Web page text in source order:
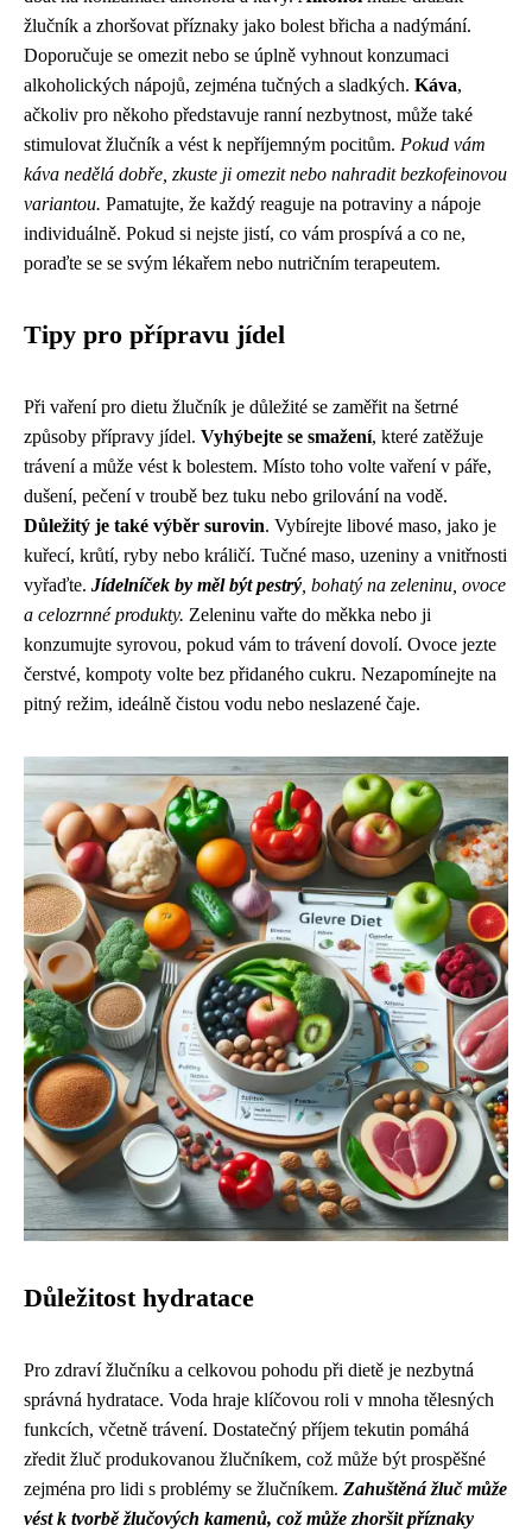
žlučník a zhoršovat příznaky jako bolest břicha a nadýmání.
Doporučuje se omezit nebo se úplně vyhnout konzumaci
alkoholických nápojů, zejména tučných a sladkých. Káva,
ačkoliv pro někoho představuje ranní nezbytnost, může také
stimulovat žlučník a vést k nepříjemným pocitům. Pokud vám
káva nedělá dobře, zkuste ji omezit nebo nahradit bezkofeinovou
variantou. Pamatujte, že každý reaguje na potraviny a nápoje
individuálně. Pokud si nejste jistí, co vám prospívá a co ne,
poraďte se se svým lékařem nebo nutričním terapeutem.
Tipy pro přípravu jídel
Při vaření pro dietu žlučník je důležité se zaměřit na šetrné
způsoby přípravy jídel. Vyhýbejte se smažení, které zatěžuje
trávení a může vést k bolestem. Místo toho volte vaření v páře,
dušení, pečení v troubě bez tuku nebo grilování na vodě.
Důležitý je také výběr surovin. Vybírejte libové maso, jako je
kuřecí, krůtí, ryby nebo králičí. Tučné maso, uzeniny a vnitřnosti
vyřaďte. Jídelníček by měl být pestrý , bohatý na zeleninu, ovoce
a celozrnné produkty. Zeleninu vařte do měkka nebo ji
konzumujte syrovou, pokud vám to trávení dovolí. Ovoce jezte
čerstvé, kompoty volte bez přidaného cukru. Nezapomínejte na
pitný režim, ideálně čistou vodu nebo neslazené čaje.
Důležitost hydratace
Pro zdraví žlučníku a celkovou pohodu při dietě je nezbytná
správná hydratace. Voda hraje klíčovou roli v mnoha tělesných
funkcích, včetně trávení. Dostatečný příjem tekutin pomáhá
zředit žluč produkovanou žlučníkem, což může být prospěšné
zejména pro lidi s problémy se žlučníkem. Zahuštěná žluč může
vést k tvorbě žlučových kamenů, což může zhoršit příznaky